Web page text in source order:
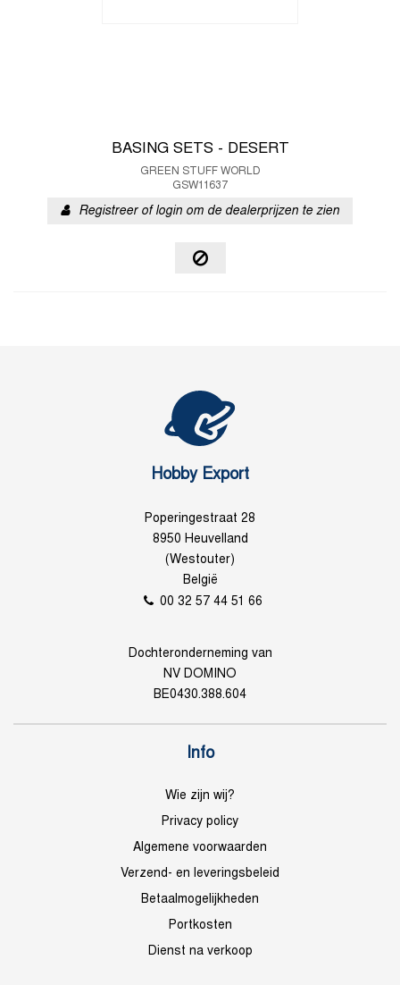
BASING SETS - DESERT
GREEN STUFF WORLD
GSW11637
Registreer of login om de dealerprijzen te zien
Hobby Export
Poperingestraat 28
8950 Heuvelland
(Westouter)
België
00 32 57 44 51 66
Dochteronderneming van
NV DOMINO
BE0430.388.604
Info
Wie zijn wij?
Privacy policy
Algemene voorwaarden
Verzend- en leveringsbeleid
Betaalmogelijkheden
Portkosten
Dienst na verkoop